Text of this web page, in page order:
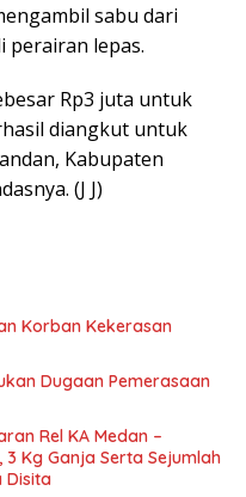
sabu dari
perairan lepas.
Rp3 juta untuk
diangkut untuk
Kabupaten
(J J)
Korban Kekerasan
Dugaan Pemerasaan
Rel KA Medan –
Kg Ganja Serta Sejumlah
Disita